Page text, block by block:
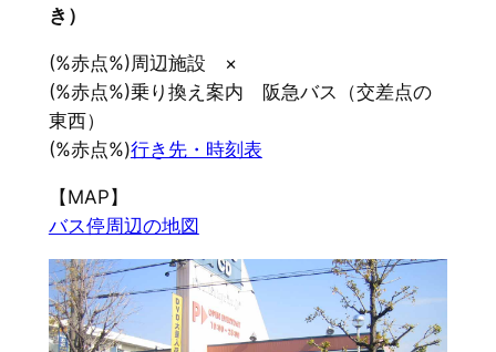
き）
(%赤点%)周辺施設 ×
(%赤点%)乗り換え案内 阪急バス（交差点の
東西）
(%赤点%)行き先・時刻表
【MAP】
バス停周辺の地図